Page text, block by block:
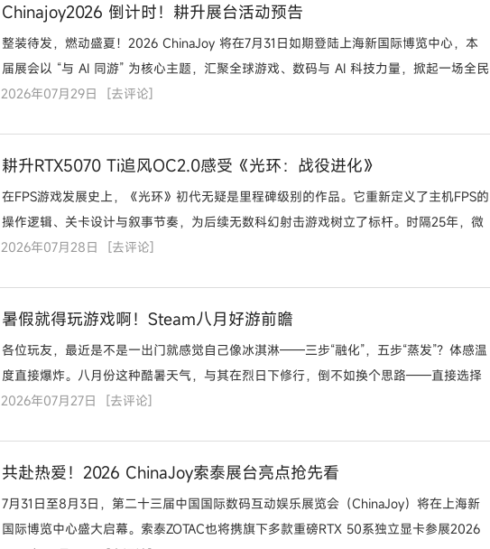
Chinajoy2026 倒计时！耕升展台活动预告
整装待发，燃动盛夏！2026 ChinaJoy 将在7月31日如期登陆上海新国际博览中心，本
届展会以 “与 AI 同游” 为核心主题，汇聚全球游戏、数码与 AI 科技力量，掀起一场全民
数字娱乐狂欢。
2026年07月29日 [去评论]
耕升RTX5070 Ti追风OC2.0感受《光环：战役进化》
在FPS游戏发展史上，《光环》初代无疑是里程碑级别的作品。它重新定义了主机FPS的
操作逻辑、关卡设计与叙事节奏，为后续无数科幻射击游戏树立了标杆。时隔25年，微
软推出虚幻5引
2026年07月28日 [去评论]
暑假就得玩游戏啊！Steam八月好游前瞻
各位玩友，最近是不是一出门就感觉自己像冰淇淋——三步“融化”，五步“蒸发”？体感温
度直接爆炸。八月份这种酷暑天气，与其在烈日下修行，倒不如换个思路——直接选择
在家
2026年07月27日 [去评论]
共赴热爱！2026 ChinaJoy索泰展台亮点抢先看
7月31日至8月3日，第二十三届中国国际数码互动娱乐展览会（ChinaJoy）将在上海新
国际博览中心盛大启幕。索泰ZOTAC也将携旗下多款重磅RTX 50系独立显卡参展2026